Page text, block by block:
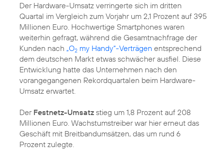
Der Hardware-Umsatz verringerte sich im dritten
Quartal im Vergleich zum Vorjahr um 2,1 Prozent auf 395
Millionen Euro. Hochwertige Smartphones waren
weiterhin gefragt, während die Gesamtnachfrage der
Kunden nach „O2 my Handy“-Verträgen entsprechend
dem deutschen Markt etwas schwächer ausfiel. Diese
Entwicklung hatte das Unternehmen nach den
vorangegangenen Rekordquartalen beim Hardware-
Umsatz erwartet.
Der Festnetz-Umsatz stieg um 1,8 Prozent auf 208
Millionen Euro. Wachstumstreiber war hier erneut das
Geschäft mit Breitbandumsätzen, das um rund 6
Prozent zulegte.